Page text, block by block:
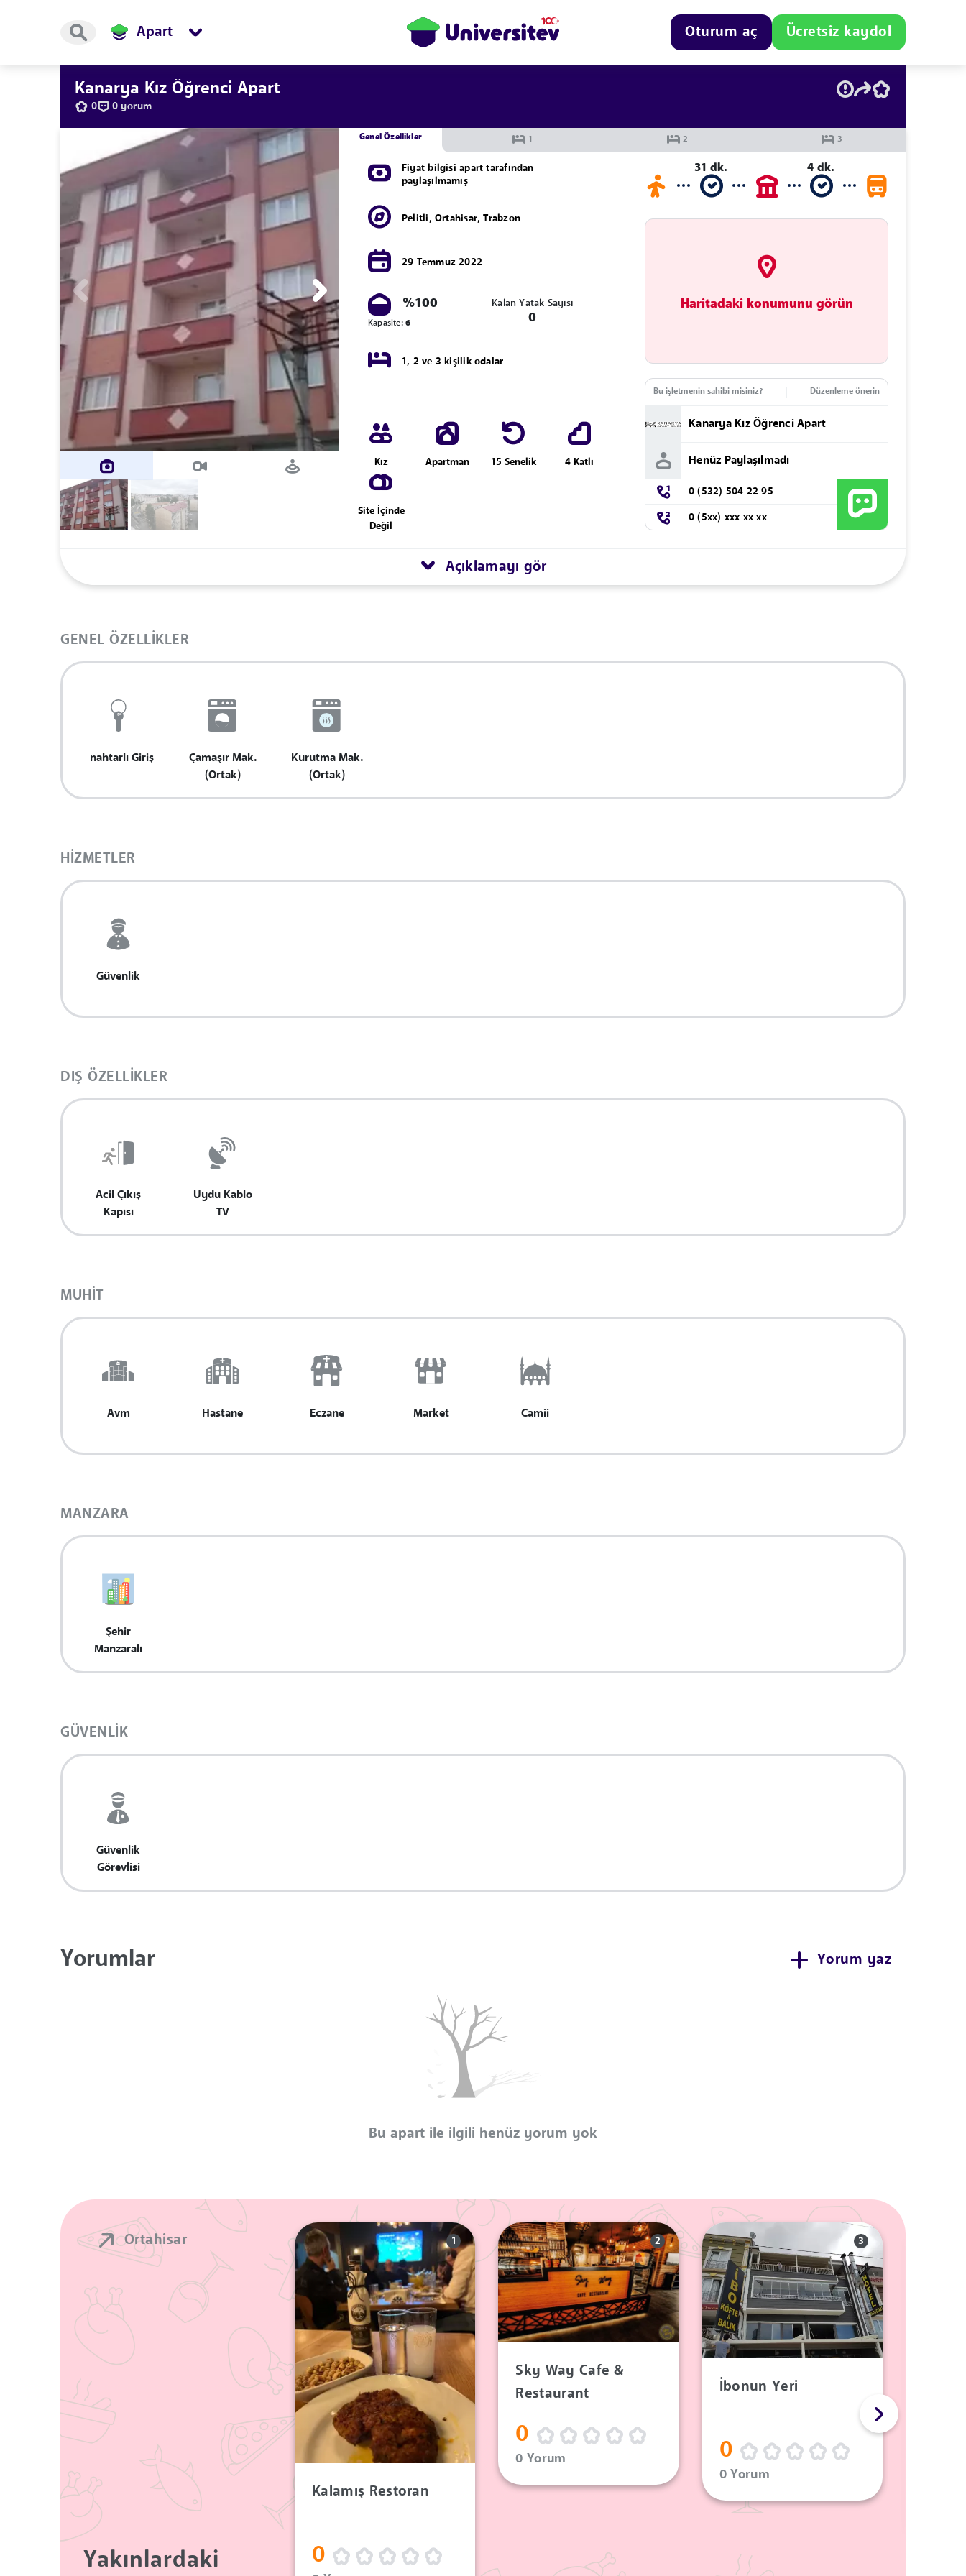
Apart Oturum aç Ücretsiz kaydol
Kanarya Kız Öğrenci Apart
0 0 yorum
Genel Özellikler
Fiyat bilgisi apart tarafından
paylaşılmamış
Pelitli , Ortahisar,Trabzon
29 Temmuz 2022
%100
Kapasite: 6
Kalan Yatak Sayısı
0
1, 2 ve 3 kişilik odalar
Kız Apartman 15 Senelik 4 Katlı
Site İçinde
Değil
31 dk. 4 dk.
Haritadaki konumunu görün
Bu işletmenin sahibi misiniz? Düzenleme önerin
Kanarya Kız Öğrenci Apart
Henüz Paylaşılmadı
0 (532) 504 22 95
0 (5xx) xxx xx xx
Açıklamayı gör
GENEL ÖZELLIKLER
Anahtarlı Giriş
Çamaşır Mak.
(Ortak)
Kurutma Mak.
(Ortak)
HIZMETLER
Güvenlik
DIŞ ÖZELLIKLER
Acil Çıkış
Kapısı
Uydu Kablo
TV
MUHIT
Avm Hastane Eczane Market Camii
MANZARA
Şehir
Manzaralı
GÜVENLIK
Güvenlik
Görevlisi
Yorumlar Yorum yaz
Bu apart ile ilgili henüz yorum yok
Ortahisar
Yakınlardaki
1
Kalamış Restoran
0
2
Sky Way Cafe &
Restaurant
0
0 Yorum
3
İbonun Yeri
0
0 Yorum